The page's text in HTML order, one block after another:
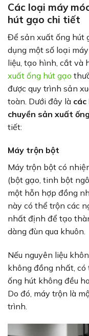
Các loại máy
hút gạo chi tiết
Để sản xuất ống hút
dụng một số loại
liệu, tạo hình, cắt và
xuất ống hút gạo
được quy trình sản
toàn. Dưới đây là các
chuyền sản xuất
tiết:
Máy trộn bột
Máy trộn bột có
(bột gạo, tinh bột
một hỗn hợp đồng
này có thể trộn các
nhất định để tạo
dàng đùn qua khuôn.
Nếu nguyên liệu
không đồng nhất, có
ống hút không đều
Do đó, máy trộn là
trình.